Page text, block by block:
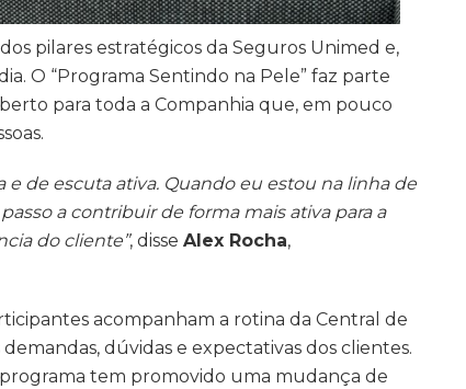
pilares estratégicos da Seguros Unimed e,
O “Programa Sentindo na Pele” faz parte
para toda a Companhia que, em pouco
e de escuta ativa. Quando eu estou na linha de
a contribuir de forma mais ativa para a
do cliente”, disse Alex Rocha,
acompanham a rotina da Central de
dúvidas e expectativas dos clientes.
tem promovido uma mudança de